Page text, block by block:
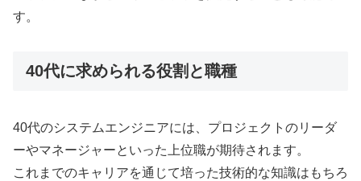
す。
40代に求められる役割と職種
40代のシステムエンジニアには、プロジェクトのリーダ
ーやマネージャーといった上位職が期待されます。
これまでのキャリアを通じて培った技術的な知識はもちろ